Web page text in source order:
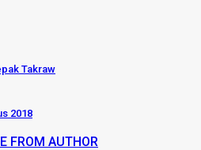
Takraw
2018
FROM AUTHOR